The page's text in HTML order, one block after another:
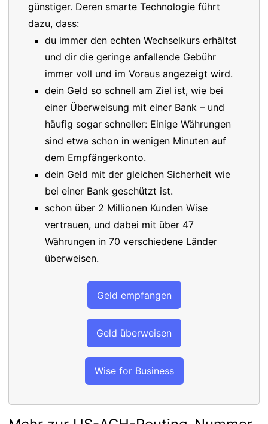
günstiger. Deren smarte Technologie führt
dazu, dass:
du immer den echten Wechselkurs erhältst
und dir die geringe anfallende Gebühr
immer voll und im Voraus angezeigt wird.
dein Geld so schnell am Ziel ist, wie bei
einer Überweisung mit einer Bank – und
häufig sogar schneller: Einige Währungen
sind etwa schon in wenigen Minuten auf
dem Empfängerkonto.
dein Geld mit der gleichen Sicherheit wie
bei einer Bank geschützt ist.
schon über 2 Millionen Kunden Wise
vertrauen, und dabei mit über 47
Währungen in 70 verschiedene Länder
überweisen.
Geld empfangen
Geld überweisen
Wise for Business